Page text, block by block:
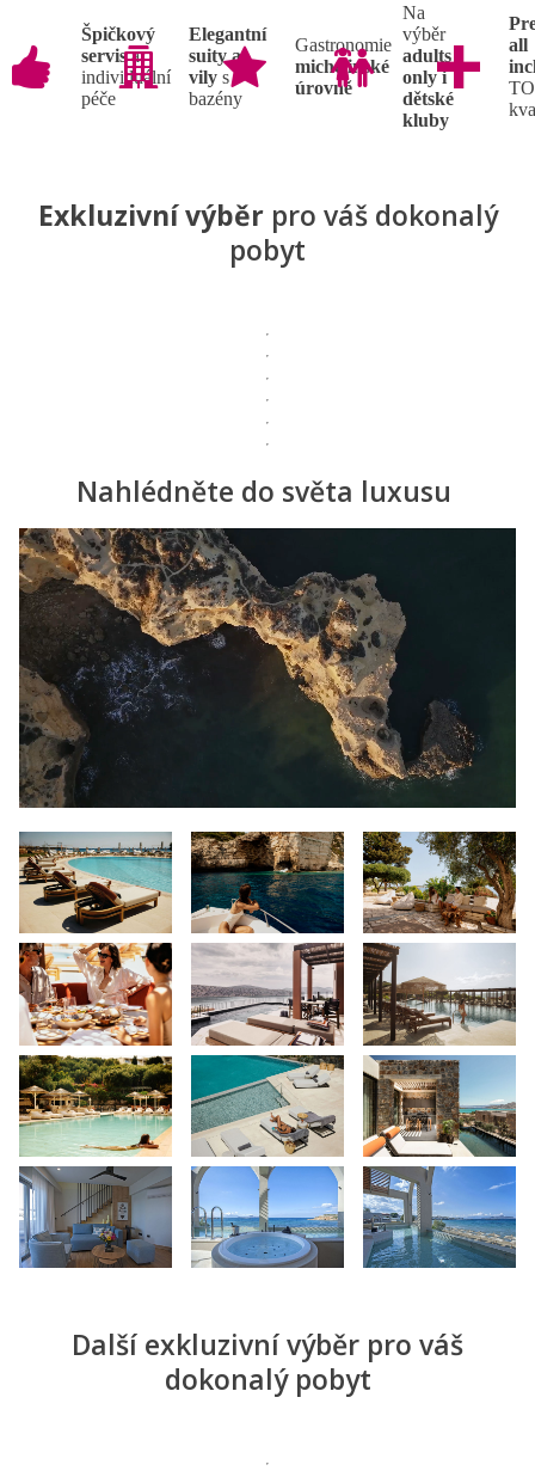
Špičkový
servisa
individuální
péče
Elegantní
suity a
vilys
bazény
Gastronomie
michelinské
úrovně
Na
výběr
adults
only i
dětské
kluby
all
Exkluzivní výběrpro váš dokonalý
pobyt
Nahlédněte do světa luxusu
Další exkluzivní výběr pro váš
dokonalý pobyt